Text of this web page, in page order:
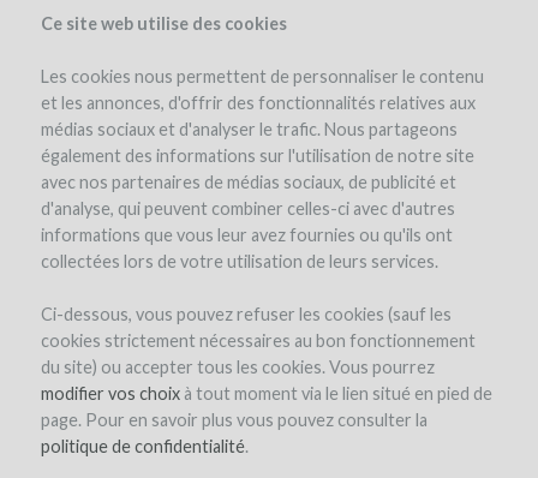
Ce site web utilise des cookies
Les cookies nous permettent de personnaliser le contenu
et les annonces, d'offrir des fonctionnalités relatives aux
médias sociaux et d'analyser le trafic. Nous partageons
également des informations sur l'utilisation de notre site
avec nos partenaires de médias sociaux, de publicité et
d'analyse, qui peuvent combiner celles-ci avec d'autres
informations que vous leur avez fournies ou qu'ils ont
collectées lors de votre utilisation de leurs services.
Ci-dessous, vous pouvez refuser les cookies (sauf les
cookies strictement nécessaires au bon fonctionnement
du site) ou accepter tous les cookies. Vous pourrez
modifier vos choixà tout moment via le lien situé en pied de
page. Pour en savoir plus vous pouvez consulter la
politique de confidentialité.
el proyecto el equipo opinión de expertos los reembolsos en vino
Good Hope
LAUNCHING AN ONLINE STORE FOR
SOUTH AFRICAN WINES